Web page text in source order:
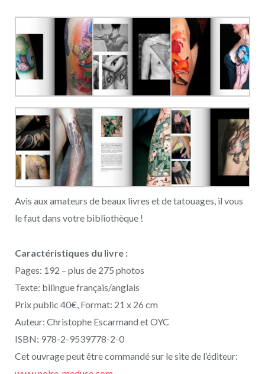
Avis aux amateurs de beaux livres et de tatouages, il vous
le faut dans votre bibliothèque !
Caractéristiques du livre :
Pages: 192 – plus de 275 photos
Texte: bilingue français/anglais
Prix public 40€, Format: 21 x 26 cm
Auteur: Christophe Escarmand et OYC
ISBN: 978-2-9539778-2-0
Cet ouvrage peut être commandé sur le site de l’éditeur: